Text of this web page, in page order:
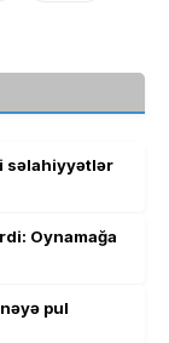
səlahiyyətlər
Oynamağa
pul